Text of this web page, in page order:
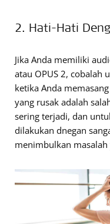
2. Hati-Hati
Jika Anda memiliki
atau OPUS 2, cobalah
ketika Anda
yang rusak adalah
sering terjadi, dan
dilakukan dnegan
menimbulkan masalah